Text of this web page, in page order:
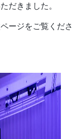
だきました。
ージをご覧くださ